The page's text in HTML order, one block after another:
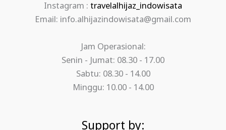
Instagram : travelalhijaz_indowisata
Email: info.alhijazindowisata@gmail.com
Jam Operasional:
Senin - Jumat: 08.30 - 17.00
Sabtu: 08.30 - 14.00
Minggu: 10.00 - 14.00
Support by: